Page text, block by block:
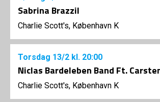
Sabrina Brazzil
Charlie Scott's, København K
Torsdag 13/2 kl. 20:00
Niclas Bardeleben Band Ft.
Charlie Scott's, København K